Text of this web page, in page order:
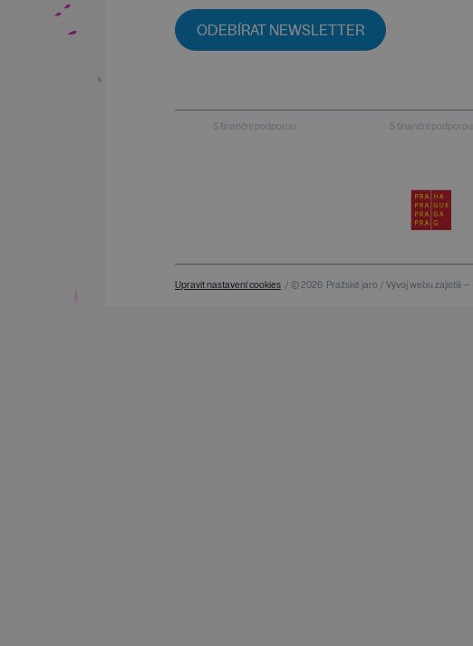
ODEBÍRAT NEWSLETTER
S finanční podporou S finanční podporou
Upravit nastavení cookies / © 2026 Pražské jaro / Vývoj webu zajistili —